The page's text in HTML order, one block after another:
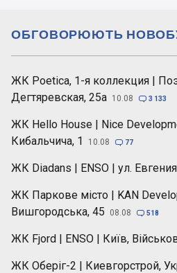
ЖК Poetica, 1-я коллекция |
Дегтяревская, 25а 10.08  3 133
ЖК Hello House | Nice
Кибальчича, 1
10.08  77
ЖК Diadans | ENSO | ул.
ЖК Паркове місто | KAN
Вишгородська, 45
08.08  518
ЖК Fjord | ENSO | Київ,
ЖК Оберіг-2 | Киевгорстрой,
ОБГОВОРЮЮТЬ